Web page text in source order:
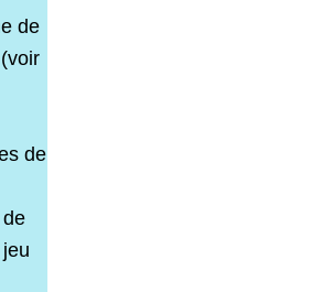
de
de